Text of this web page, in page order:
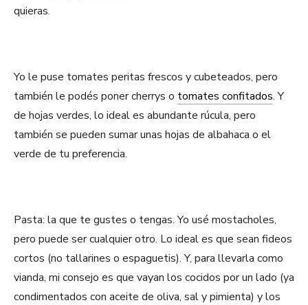
quieras.
Yo le puse tomates peritas frescos y cubeteados, pero
también le podés poner cherrys o tomates confitados. Y
de hojas verdes, lo ideal es abundante rúcula, pero
también se pueden sumar unas hojas de albahaca o el
verde de tu preferencia.
Pasta: la que te gustes o tengas. Yo usé mostacholes,
pero puede ser cualquier otro. Lo ideal es que sean fideos
cortos (no tallarines o espaguetis). Y, para llevarla como
vianda, mi consejo es que vayan los cocidos por un lado (ya
condimentados con aceite de oliva, sal y pimienta) y los